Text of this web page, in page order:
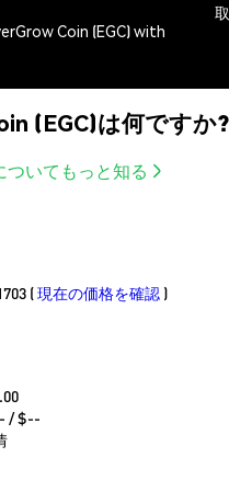
Coin (EGC) with
(EGC)は何ですか?
いてもっと知る
(現在の価格を確認 )
/ $--